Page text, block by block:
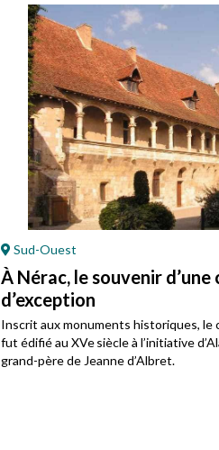
Sud-Ouest
À Nérac, le souvenir d’une
d’exception
Inscrit aux monuments historiques, le
fut édifié au XVe siècle à l’initiative
grand-père de Jeanne d’Albret.